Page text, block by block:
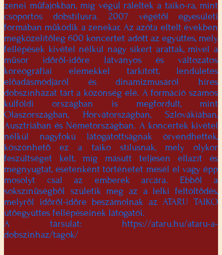
zenei műfajokban, míg végül ráleltek a taiko-ra, mint
csoportos dobstílusra. 2007 végétől egyesületi
formában működik a zenekar. Az azóta eltelt években
megközelítőleg 600 koncertet adott az együttes, mely
fellépések kivétel nélkül nagy sikert arattak, mivel a
műsor időről-időre látványos és változatos
koreográfiai elemekkel tarkított, lendületes
előadásmódjáról és dinamizmusáról híres
dobszínházat tárt a közönség elé. A formáció számos
külföldi országban is megfordult, mint
Olaszországban, Horvátországban, Szlovákiában,
Ausztriában és Németországban. A koncertek kivétel
nélkül nagyfokú látogatottságnak örvendhettek,
köszönhető ez a taiko stílusnak, mely olykor
feszültséget kelt, míg másutt teljesen ellazít és
megnyugtat, esetenként történetet mesél el vagy épp
mosolyt csal az emberek arcára. Ebből a
sokszínűségből születik meg az a lelki feltöltődés,
melyről időről-időre beszámolnak az ATARU TAIKO
ütőegyüttes fellépéseinek látogatói.
A társulat: https://ataru.hu/ataru-a-
dobszinhaz/tagok/